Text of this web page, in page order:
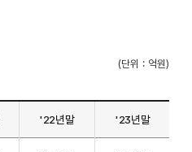
(단위 : 억원)
'22년말 '23년말